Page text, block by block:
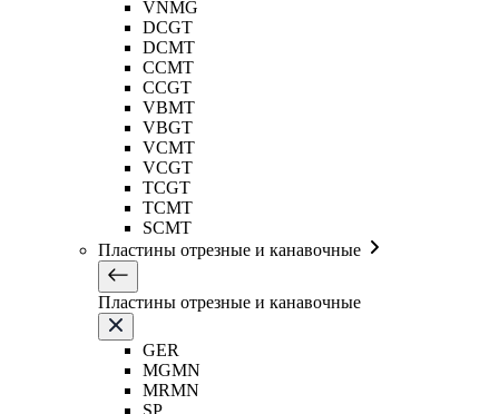
VNMG
DCGT
DCMT
CCMT
CCGT
VBMT
VBGT
VCMT
VCGT
TCGT
TCMT
SCMT
Пластины отрезные и канавочные
Пластины отрезные и канавочные
GER
MGMN
MRMN
SP